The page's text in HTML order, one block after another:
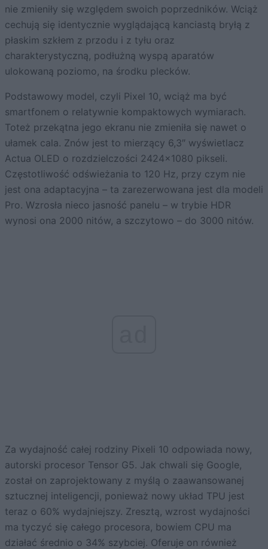
nie zmieniły się względem swoich poprzedników. Wciąż
cechują się identycznie wyglądającą kanciastą bryłą z
płaskim szkłem z przodu i z tyłu oraz
charakterystyczną, podłużną wyspą aparatów
ulokowaną poziomo, na środku plecków.
Podstawowy model, czyli Pixel 10, wciąż ma być
smartfonem o relatywnie kompaktowych wymiarach.
Toteż przekątna jego ekranu nie zmieniła się nawet o
ułamek cala. Znów jest to mierzący 6,3″ wyświetlacz
Actua OLED o rozdzielczości 2424×1080 pikseli.
Częstotliwość odświeżania to 120 Hz, przy czym nie
jest ona adaptacyjna – ta zarezerwowana jest dla modeli
Pro. Wzrosła nieco jasność panelu – w trybie HDR
wynosi ona 2000 nitów, a szczytowo – do 3000 nitów.
Za wydajność całej rodziny Pixeli 10 odpowiada nowy,
autorski procesor Tensor G5. Jak chwali się Google,
został on zaprojektowany z myślą o zaawansowanej
sztucznej inteligencji, ponieważ nowy układ TPU jest
teraz o 60% wydajniejszy. Zresztą, wzrost wydajności
ma tyczyć się całego procesora, bowiem CPU ma
działać średnio o 34% szybciej. Oferuje on również